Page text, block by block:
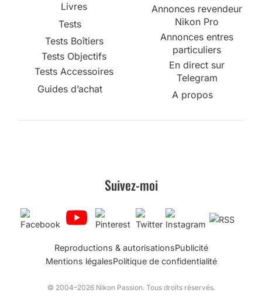
Livres
Tests
Tests Boîtiers
Tests Objectifs
Tests Accessoires
Guides d’achat
Annonces revendeur
Nikon Pro
Annonces entres
particuliers
En direct sur
Telegram
A propos
Suivez-moi
Reproductions & autorisationsPublicité
Mentions légalesPolitique de confidentialité
© 2004–2026 Nikon Passion. Tous droits réservés.